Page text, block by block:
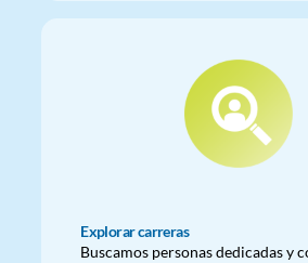
Explorar carreras
Buscamos personas dedicadas y